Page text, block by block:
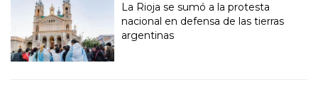
La Rioja se sumó a la protesta
nacional en defensa de las tierras
argentinas